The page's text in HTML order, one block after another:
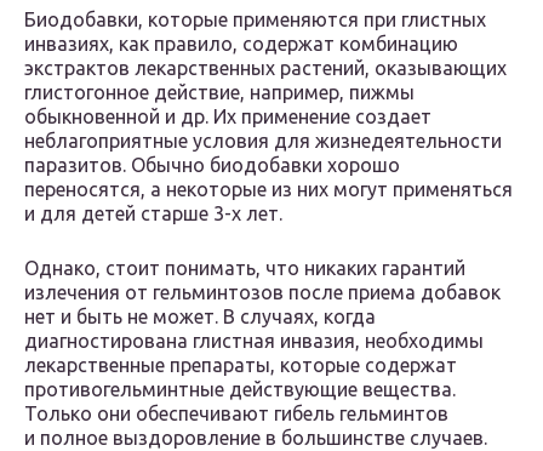
Биодобавки, которые применяются при глистных
инвазиях, как правило, содержат комбинацию
экстрактов лекарственных растений, оказывающих
глистогонное действие, например, пижмы
обыкновенной и др. Их применение создает
неблагоприятные условия для жизнедеятельности
паразитов. Обычно биодобавки хорошо
переносятся, а некоторые из них могут применяться
и для детей старше 3-х лет.
Однако, стоит понимать, что никаких гарантий
излечения от гельминтозов после приема добавок
нет и быть не может. В случаях, когда
диагностирована глистная инвазия, необходимы
лекарственные препараты, которые содержат
противогельминтные действующие вещества.
Только они обеспечивают гибель гельминтов
и полное выздоровление в большинстве случаев.